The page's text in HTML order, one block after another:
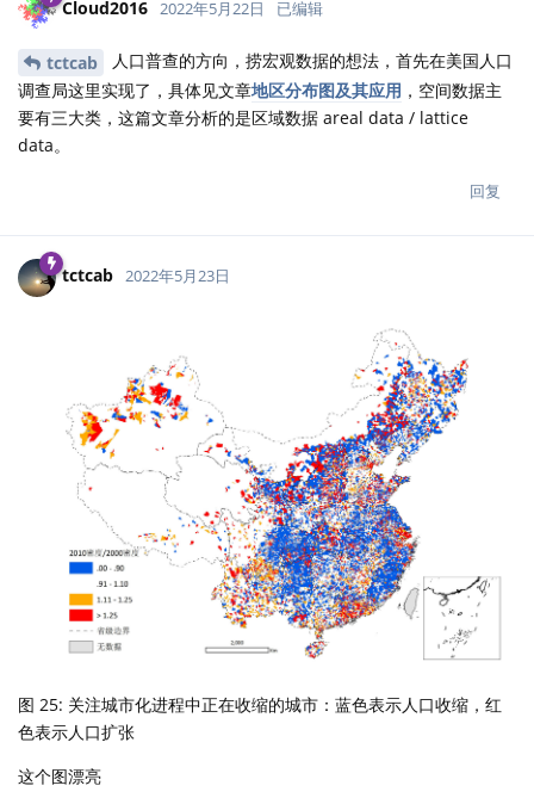
Cloud2016 2022年5月22日 已编辑
tctcab
人口普查的方向，捞宏观数据的想法，首先在美国人口
调查局这里实现了，具体见文章地区分布图及其应用 ，空间数据主
要有三大类，这篇文章分析的是区域数据 areal data / lattice
data。
回复
tctcab 2022年5月23日
图 25: 关注城市化进程中正在收缩的城市：蓝色表示人口收缩，红
色表示人口扩张
这个图漂亮